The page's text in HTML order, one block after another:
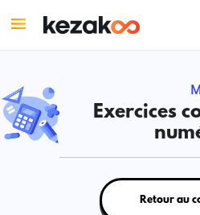
Exercices
Retour au